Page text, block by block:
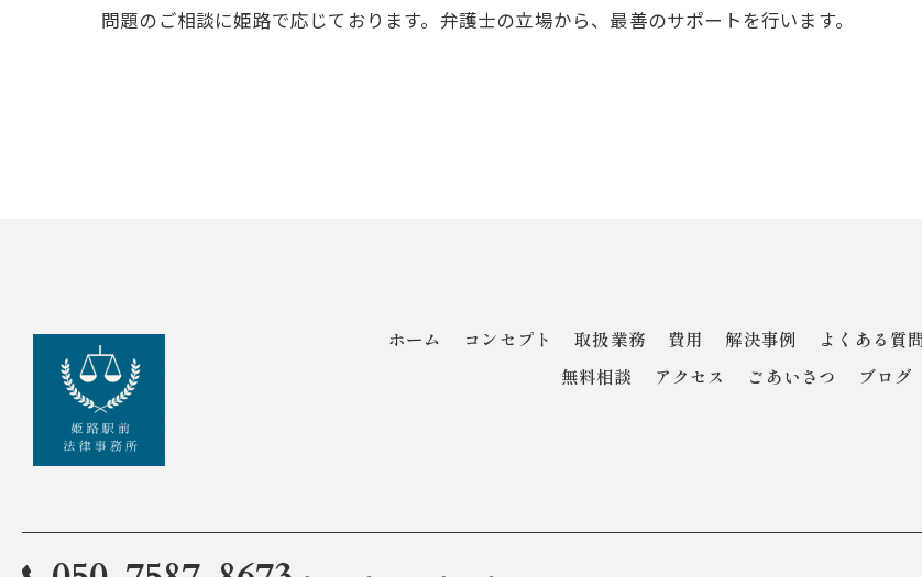
問題のご相談に姫路で応じております。弁護士の立場から、最善のサポートを行います。
ホーム コンセプト 取扱業務 費用 解決事例 よくある質
無料相談
アクセス ごあいさつ ブログ